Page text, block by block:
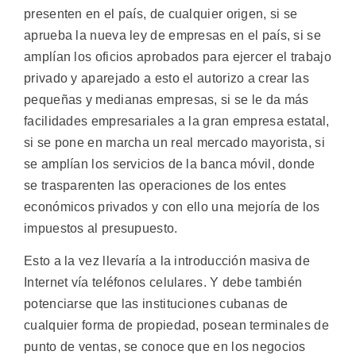
presenten en el país, de cualquier origen, si se
aprueba la nueva ley de empresas en el país, si se
amplían los oficios aprobados para ejercer el trabajo
privado y aparejado a esto el autorizo a crear las
pequeñas y medianas empresas, si se le da más
facilidades empresariales a la gran empresa estatal,
si se pone en marcha un real mercado mayorista, si
se amplían los servicios de la banca móvil, donde
se trasparenten las operaciones de los entes
económicos privados y con ello una mejoría de los
impuestos al presupuesto.
Esto a la vez llevaría a la introducción masiva de
Internet vía teléfonos celulares. Y debe también
potenciarse que las instituciones cubanas de
cualquier forma de propiedad, posean terminales de
punto de ventas, se conoce que en los negocios